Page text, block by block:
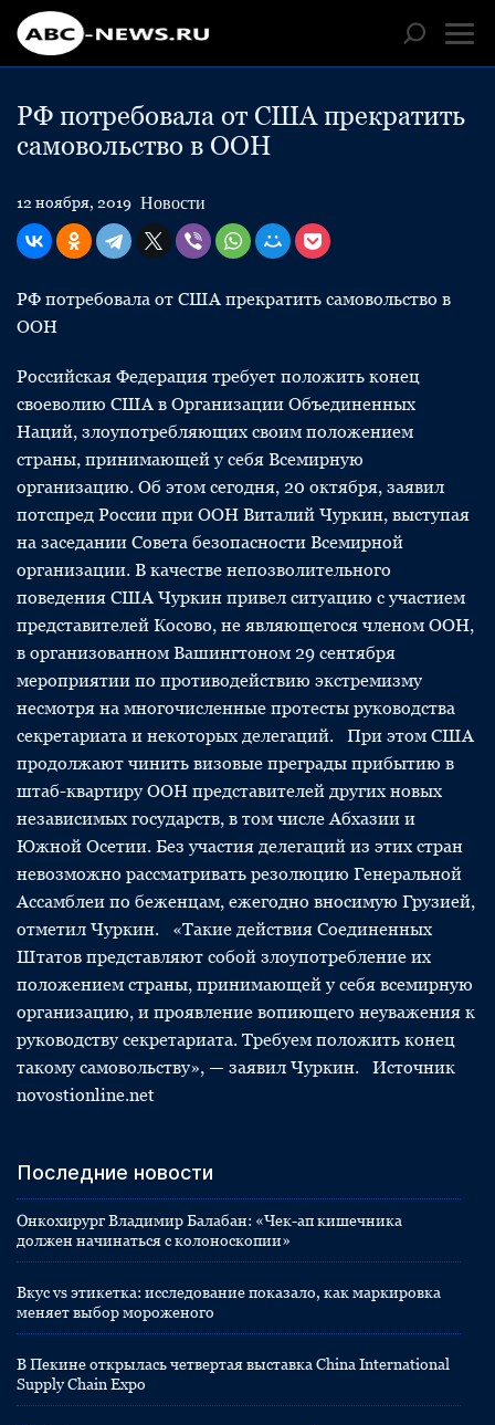
РФ потребовала от США прекратить
самовольство в ООН
12 ноября, 2019 Новости
РФ потребовала от США прекратить самовольство в
ООН
Российская Федерация требует положить конец
своеволию США в Организации Объединенных
Наций, злоупотребляющих своим положением
страны, принимающей у себя Всемирную
организацию. Об этом сегодня, 20 октября, заявил
потспред России при ООН Виталий Чуркин, выступая
на заседании Совета безопасности Всемирной
организации. В качестве непозволительного
поведения США Чуркин привел ситуацию с участием
представителей Косово, не являющегося членом ООН,
в организованном Вашингтоном 29 сентября
мероприятии по противодействию экстремизму
несмотря на многочисленные протесты руководства
секретариата и некоторых делегаций. При этом США
продолжают чинить визовые преграды прибытию в
штаб-квартиру ООН представителей других новых
независимых государств, в том числе Абхазии и
Южной Осетии. Без участия делегаций из этих стран
невозможно рассматривать резолюцию Генеральной
Ассамблеи по беженцам, ежегодно вносимую Грузией,
отметил Чуркин. «Такие действия Соединенных
Штатов представляют собой злоупотребление их
положением страны, принимающей у себя всемирную
организацию, и проявление вопиющего неуважения к
руководству секретариата. Требуем положить конец
такому самовольству», — заявил Чуркин. Источник
novostionline.net
Последние новости
Онкохирург Владимир Балабан: «Чек-ап кишечника
должен начинаться с колоноскопии»
Вкус vs этикетка: исследование показало, как маркировка
меняет выбор мороженого
В Пекине открылась четвертая выставка China International
Supply Chain Expo